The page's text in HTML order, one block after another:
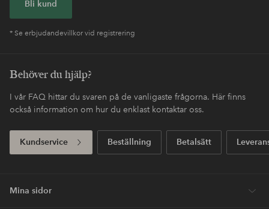
Bli kund
* Se erbjudandevillkor vid registrering
Behöver du hjälp?
I vår FAQ hittar du svaren på de vanligaste frågorna. Här finns
också information om hur du enklast kontaktar oss.
Kundservice Beställning Betalsätt
Mina sidor